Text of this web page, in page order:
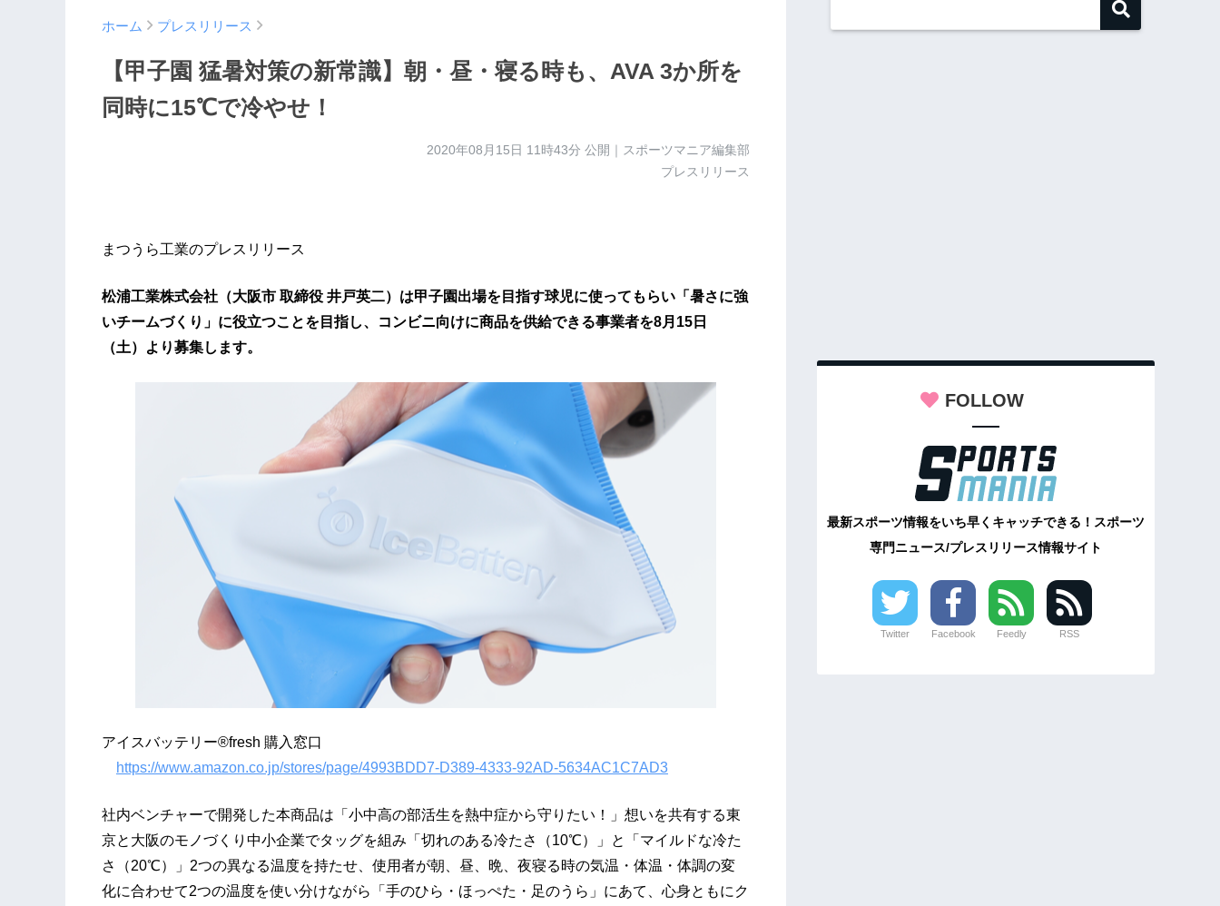
ホーム プレスリリース
【甲子園 猛暑対策の新常識】朝・昼・寝る時も、AVA 3か所を
同時に15℃で冷やせ！
2020年08月15日 11時43分 公開｜スポーツマニア編集部
プレスリリース
まつうら工業のプレスリリース
松浦工業株式会社（大阪市 取締役 井戸英二）は甲子園出場を目指す球児に使ってもらい「暑さに強
いチームづくり」に役立つことを目指し、コンビニ向けに商品を供給できる事業者を8月15日
（土）より募集します。
アイスバッテリー®fresh 購入窓口
https://www.amazon.co.jp/stores/page/4993BDD7-D389-4333-92AD-5634AC1C7AD3
社内ベンチャーで開発した本商品は「小中高の部活生を熱中症から守りたい！」想いを共有する東
京と大阪のモノづくり中小企業でタッグを組み「切れのある冷たさ（10℃）」と「マイルドな冷た
さ（20℃）」2つの異なる温度を持たせ、使用者が朝、昼、晩、夜寝る時の気温・体温・体調の変
化に合わせて2つの温度を使い分けながら「手のひら・ほっぺた・足のうら」にあて、心身ともにク
FOLLOW
最新スポーツ情報をいち早くキャッチできる！スポーツ
専門ニュース/プレスリリース情報サイト
Twitter Facebook Feedly RSS